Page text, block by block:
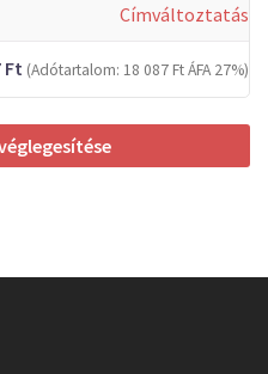
Címváltoztatás
Ft (Adótartalom: 18 087FtÁFA 27%)